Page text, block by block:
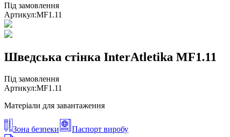
Під замовлення
Артикул:MF1.11
Шведська стінка InterAtletika MF1.11
Під замовлення
Артикул:MF1.11
Матеріали для завантаження
Зона безпеки
Паспорт виробу